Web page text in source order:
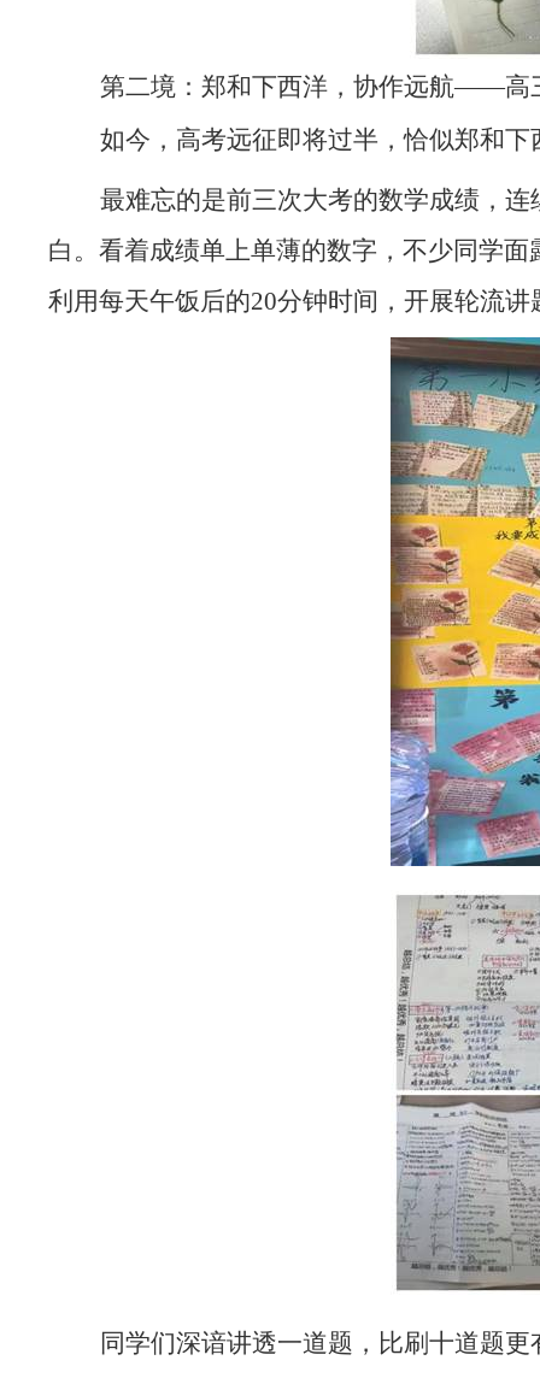
第二境：郑和下西洋，协作远航——高
如今，高考远征即将过半，恰似郑和
最难忘的是前三次大考的数学成绩，
白。看着成绩单上单薄的数字，不少同学
利用每天午饭后的20分钟时间，开展轮流讲
同学们深谙讲透一道题，比刷十道题